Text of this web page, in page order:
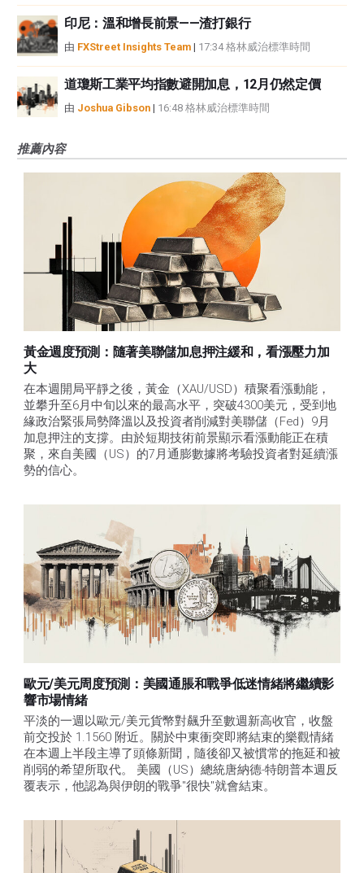
印尼：溫和增長前景——渣打銀行
由 FXStreet Insights Team | 17:34 格林威治標準時間
道瓊斯工業平均指數避開加息，12月仍然定價
由 Joshua Gibson | 16:48 格林威治標準時間
推薦內容
黃金週度預測：隨著美聯儲加息押注緩和，看漲壓力加
大
在本週開局平靜之後，黃金（XAU/USD）積聚看漲動能，
並攀升至6月中旬以來的最高水平，突破4300美元，受到地
緣政治緊張局勢降溫以及投資者削減對美聯儲（Fed）9月
加息押注的支撐。由於短期技術前景顯示看漲動能正在積
聚，來自美國（US）的7月通膨數據將考驗投資者對延續漲
勢的信心。
歐元/美元周度預測：美國通脹和戰爭低迷情緒將繼續影
響市場情緒
平淡的一週以歐元/美元貨幣對飆升至數週新高收官，收盤
前交投於 1.1560 附近。關於中東衝突即將結束的樂觀情緒
在本週上半段主導了頭條新聞，隨後卻又被慣常的拖延和被
削弱的希望所取代。 美國（US）總統唐納德-特朗普本週反
覆表示，他認為與伊朗的戰爭"很快"就會結束。